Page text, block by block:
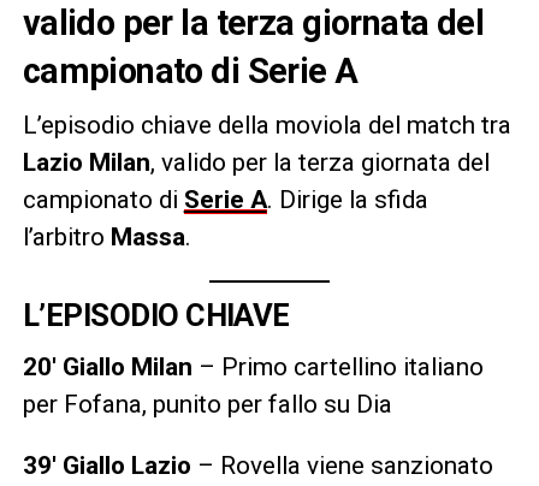
valido per la terza giornata del
campionato di Serie A
L’episodio chiave della moviola del match tra
Lazio Milan, valido per la terza giornata del
campionato di Serie A. Dirige la sfida
l’arbitro Massa.
L’EPISODIO CHIAVE
20′ Giallo Milan – Primo cartellino italiano
per Fofana, punito per fallo su Dia
39′ Giallo Lazio – Rovella viene sanzionato